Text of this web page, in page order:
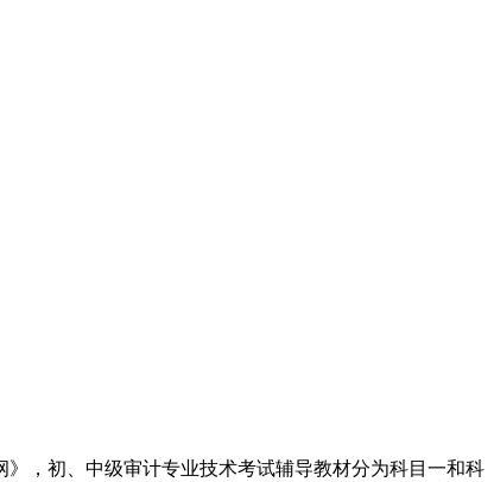
，初、中级审计专业技术考试辅导教材分为科目一和科